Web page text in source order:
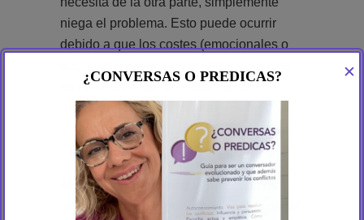
niega el problema. Esto puede ocurrir
debido a que los costes (emocionales o
es mejor abandonar el asunto o,
directamente, negar el problema.
María es una empleada que acaba de
incorporarse a un puesto de trabajo por el
¿CONVERSAS O PREDICAS? ✕